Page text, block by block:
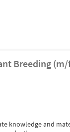
Breeding
knowledge and